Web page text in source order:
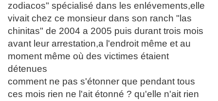
zodiacos" spécialisé dans les enlévements,elle
vivait chez ce monsieur dans son ranch "las
chinitas" de 2004 a 2005 puis durant trois mois
avant leur arrestation,a l'endroit même et au
moment même où des victimes étaient
détenues
comment ne pas s'étonner que pendant tous
ces mois rien ne l'ait étonné ? qu'elle n'ait rien